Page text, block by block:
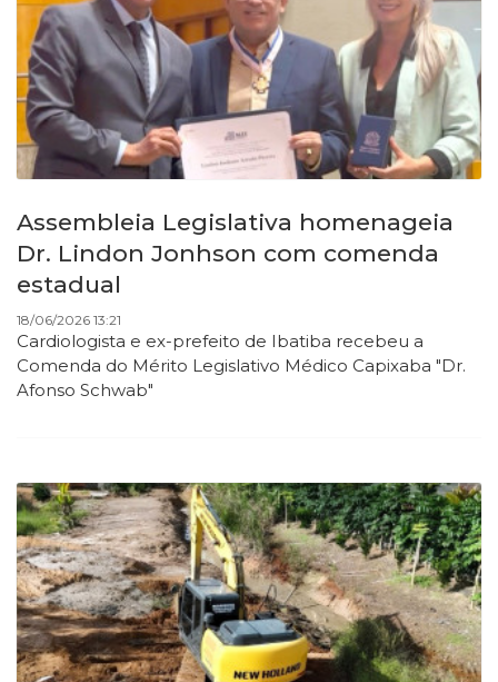
Assembleia Legislativa homenageia
Dr. Lindon Jonhson com comenda
estadual
18/06/2026 13:21
Cardiologista e ex-prefeito de Ibatiba recebeu a
Comenda do Mérito Legislativo Médico Capixaba "Dr.
Afonso Schwab"